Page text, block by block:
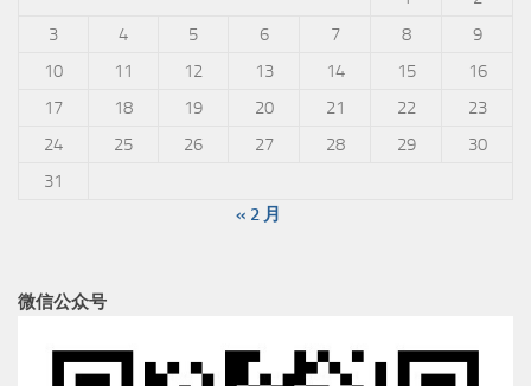
3
4 5 6 7 8
9
10
11 12 13 14 15
16
17
18 19 20 21 22
23
24
25 26 27 28 29
30
31
« 2 月
微信公众号